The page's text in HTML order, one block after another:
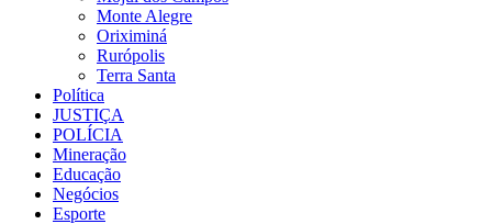
Monte Alegre
Oriximiná
Rurópolis
Terra Santa
Política
JUSTIÇA
POLÍCIA
Mineração
Educação
Negócios
Esporte